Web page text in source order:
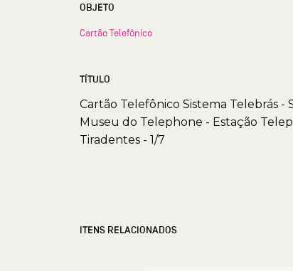
OBJETO
Cartão Telefônico
TÍTULO
Cartão Telefônico Sistema Telebrás -
Museu do Telephone - Estação
Tiradentes - 1/7
ITENS RELACIONADOS